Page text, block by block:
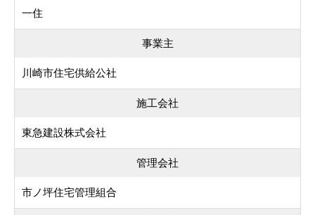
一住
事業主
川崎市住宅供給公社
施工会社
東急建設株式会社
管理会社
市ノ坪住宅管理組合